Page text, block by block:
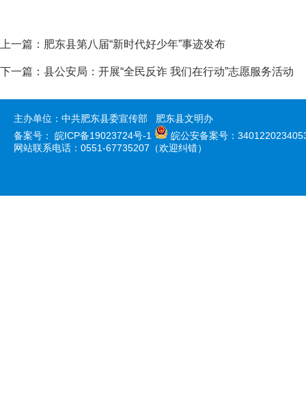
上一篇： 肥东县第八届“新时代好少年”事迹发布
下一篇： 县公安局：开展“全民反诈 我们在行动”志愿服务活动
主办单位：中共肥东县委宣传部 肥东县文明办
备案号： 皖ICP备19023724号-1
皖公安备案号：
网站联系电话：0551-67735207（欢迎纠错）